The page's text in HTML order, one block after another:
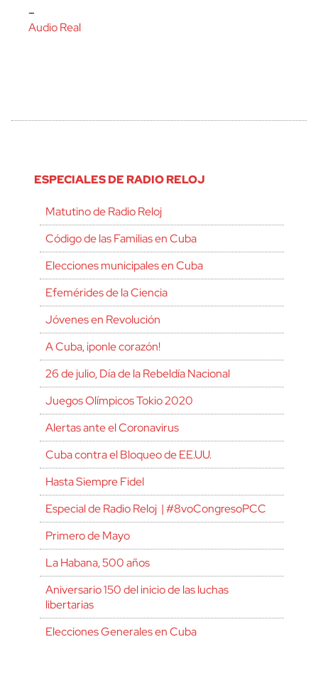
–
Audio Real
ESPECIALES DE RADIO RELOJ
Matutino de Radio Reloj
Código de las Familias en Cuba
Elecciones municipales en Cuba
Efemérides de la Ciencia
Jóvenes en Revolución
A Cuba, ¡ponle corazón!
26 de julio, Día de la Rebeldía Nacional
Juegos Olímpicos Tokio 2020
Alertas ante el Coronavirus
Cuba contra el Bloqueo de EE.UU.
Hasta Siempre Fidel
Especial de Radio Reloj | #8voCongresoPCC
Primero de Mayo
La Habana, 500 años
Aniversario 150 del inicio de las luchas
libertarias
Elecciones Generales en Cuba